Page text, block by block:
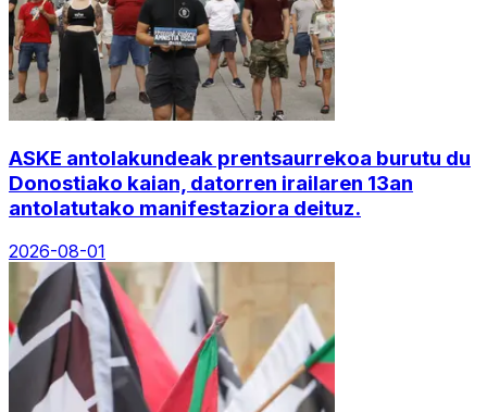
ASKE antolakundeak prentsaurrekoa burutu du
Donostiako kaian, datorren irailaren 13an
antolatutako manifestaziora deituz.
2026-08-01